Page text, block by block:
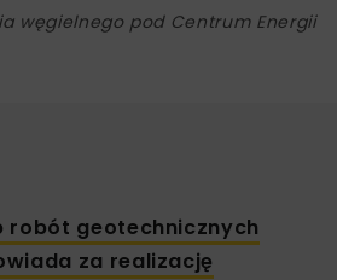
węgielnego pod Centrum Energii
robót geotechnicznych
za realizację